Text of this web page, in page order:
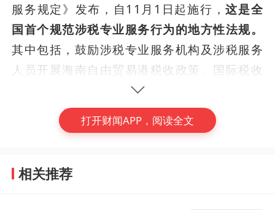
服务规定》发布，自11月1日起施行，这是全
国首个规范涉税专业服务行为的地方性法规。
其中包括，鼓励涉税专业服务机构及涉税服务
人员开展海南自由贸易港税收政策、国际税收
政策等特色咨询服务；建设智能化涉税专业服
务平台，利用现代信息技术提供涉税专业服务
中国气象服务协会会长许小峰：
候异常，是由于副热带高压迅速北移影响了全
打开财闻APP，阅读全文
相关推荐